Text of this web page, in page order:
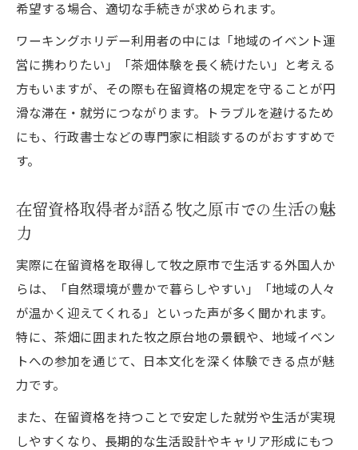
希望する場合、適切な手続きが求められます。
ワーキングホリデー利用者の中には「地域のイベント運
営に携わりたい」「茶畑体験を長く続けたい」と考える
方もいますが、その際も在留資格の規定を守ることが円
滑な滞在・就労につながります。トラブルを避けるため
にも、行政書士などの専門家に相談するのがおすすめで
す。
在留資格取得者が語る牧之原市での生活の魅
力
実際に在留資格を取得して牧之原市で生活する外国人か
らは、「自然環境が豊かで暮らしやすい」「地域の人々
が温かく迎えてくれる」といった声が多く聞かれます。
特に、茶畑に囲まれた牧之原台地の景観や、地域イベン
トへの参加を通じて、日本文化を深く体験できる点が魅
力です。
また、在留資格を持つことで安定した就労や生活が実現
しやすくなり、長期的な生活設計やキャリア形成にもつ